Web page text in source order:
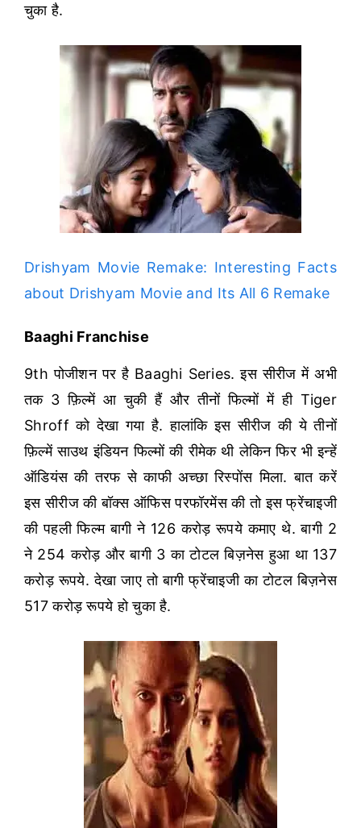
चुका है.
Drishyam Movie Remake: Interesting Facts
about Drishyam Movie and Its All 6 Remake
Baaghi Franchise
9th पोजीशन पर है Baaghi Series. इस सीरीज में अभी
तक 3 फ़िल्में आ चुकी हैं और तीनों फिल्मों में ही Tiger
Shroff को देखा गया है. हालांकि इस सीरीज की ये तीनों
फ़िल्में साउथ इंडियन फिल्मों की रीमेक थी लेकिन फिर भी इन्हें
ऑडियंस की तरफ से काफी अच्छा रिस्पोंस मिला. बात करें
इस सीरीज की बॉक्स ऑफिस परफॉरमेंस की तो इस फ्रेंचाइजी
की पहली फिल्म बागी ने 126 करोड़ रूपये कमाए थे. बागी 2
ने 254 करोड़ और बागी 3 का टोटल बिज़नेस हुआ था 137
करोड़ रूपये. देखा जाए तो बागी फ्रेंचाइजी का टोटल बिज़नेस
517 करोड़ रूपये हो चुका है.